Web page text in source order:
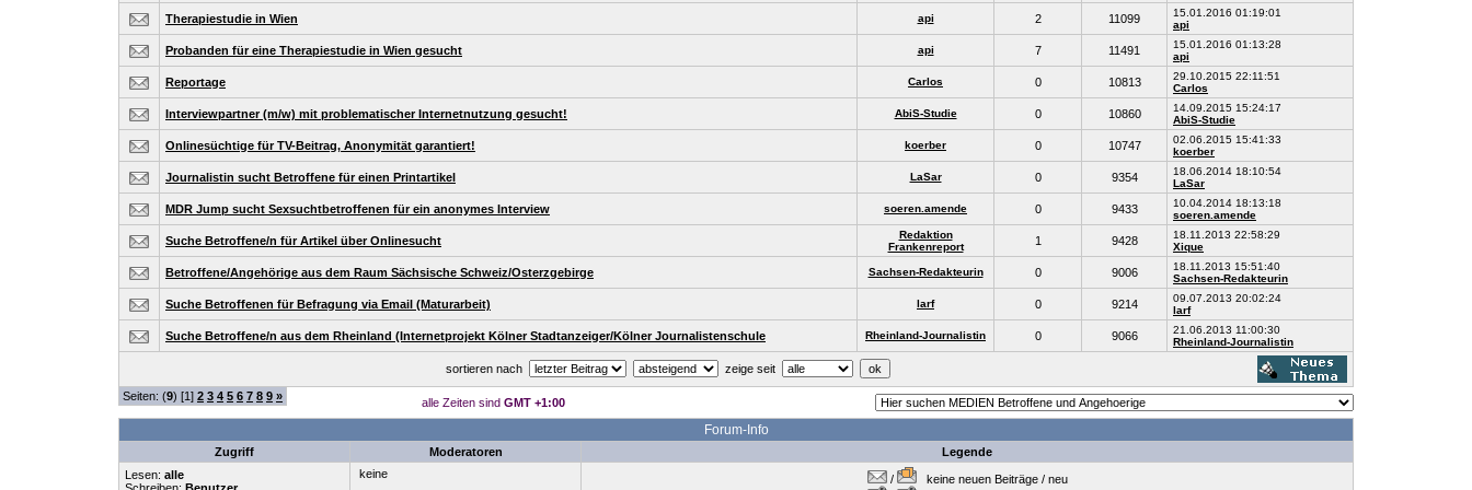
Therapiestudie in Wien api 2 11099
15.01.2016 01:19:01
api
Probanden für eine Therapiestudie in Wien gesucht api 7 11491
15.01.2016 01:13:28
api
Reportage Carlos 0 10813
29.10.2015 22:11:51
Carlos
Interviewpartner (m/w) mit problematischer Internetnutzung gesucht! AbiS-Studie 0 10860
14.09.2015 15:24:17
AbiS-Studie
Onlinesüchtige für TV-Beitrag, Anonymität garantiert! koerber 0 10747
02.06.2015 15:41:33
koerber
Journalistin sucht Betroffene für einen Printartikel LaSar 0 9354
18.06.2014 18:10:54
LaSar
MDR Jump sucht Sexsuchtbetroffenen für ein anonymes Interview soeren.amende 0 9433
10.04.2014 18:13:18
soeren.amende
Suche Betroffene/n für Artikel über Onlinesucht
Redaktion
Frankenreport
1 9428
18.11.2013 22:58:29
Xique
Betroffene/Angehörige aus dem Raum Sächsische Schweiz/Osterzgebirge Sachsen-Redakteurin 0 9006
18.11.2013 15:51:40
Sachsen-Redakteurin
Suche Betroffenen für Befragung via Email (Maturarbeit) larf 0 9214
09.07.2013 20:02:24
larf
Suche Betroffene/n aus dem Rheinland (Internetprojekt Kölner Stadtanzeiger/Kölner Journalistenschule Rheinland-Journalistin 0 9066
21.06.2013 11:00:30
Rheinland-Journalistin
sortieren nach zeige seit
Seiten: (9) [1] 2 3 4 5 6 7 8 9 » alle Zeiten sind GMT +1:00
Forum-Info
Zugriff Moderatoren
Legende
Lesen: alle
keine / keine neuen Beiträge / neu